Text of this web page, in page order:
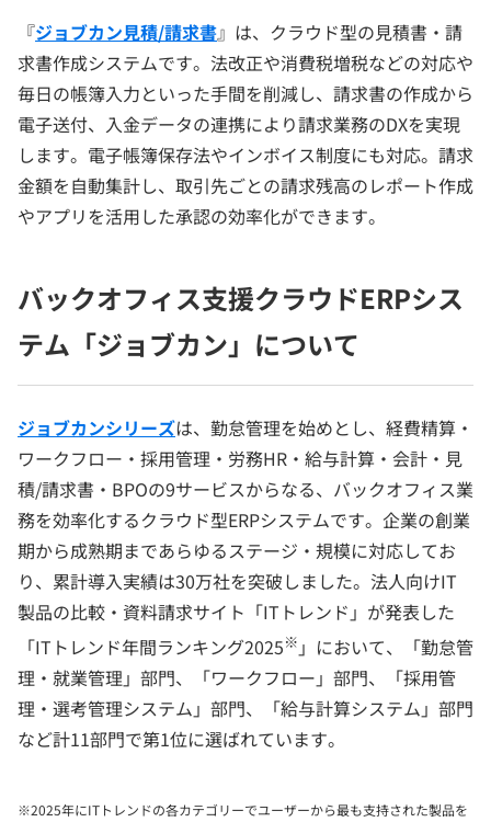
『ジョブカン見積/請求書』は、クラウド型の見積書・請
求書作成システムです。法改正や消費税増税などの対応や
毎日の帳簿入力といった手間を削減し、請求書の作成から
電子送付、入金データの連携により請求業務のDXを実現
します。電子帳簿保存法やインボイス制度にも対応。請求
金額を自動集計し、取引先ごとの請求残高のレポート作成
やアプリを活用した承認の効率化ができます。
バックオフィス支援クラウドERPシス
テム「ジョブカン」について
ジョブカンシリーズは、勤怠管理を始めとし、経費精算・
ワークフロー・採用管理・労務HR・給与計算・会計・見
積/請求書・BPOの9サービスからなる、バックオフィス業
務を効率化するクラウド型ERPシステムです。企業の創業
期から成熟期まであらゆるステージ・規模に対応してお
り、累計導入実績は30万社を突破しました。法人向けIT
製品の比較・資料請求サイト「ITトレンド」が発表した
「ITトレンド年間ランキング2025※ 」において、「勤怠管
理・就業管理」部門、「ワークフロー」部門、「採用管
理・選考管理システム」部門、「給与計算システム」部門
など計11部門で第1位に選ばれています。
※2025年にITトレンドの各カテゴリーでユーザーから最も支持された製品を